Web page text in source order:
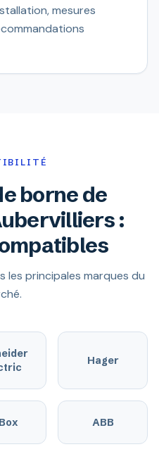
mesures
borne de
:
les principales marques du
Hager
ABB